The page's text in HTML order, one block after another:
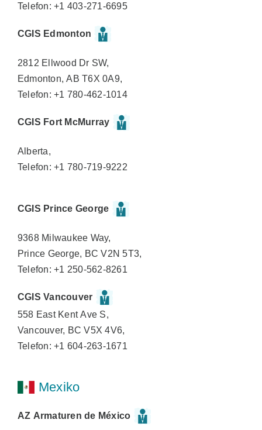
Telefon: +1 403-271-6695
CGIS Edmonton
2812 Ellwood Dr SW,
Edmonton, AB T6X 0A9,
Telefon: +1 780-462-1014
CGIS Fort McMurray
Alberta,
Telefon: +1 780-719-9222
CGIS Prince George
9368 Milwaukee Way,
Prince George, BC V2N 5T3,
Telefon: +1 250-562-8261
CGIS Vancouver
558 East Kent Ave S,
Vancouver, BC V5X 4V6,
Telefon: +1 604-263-1671
Mexiko
AZ Armaturen de México